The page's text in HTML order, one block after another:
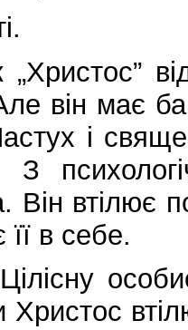
„Христос”
він має
і
Він втілює
в себе.
Христос